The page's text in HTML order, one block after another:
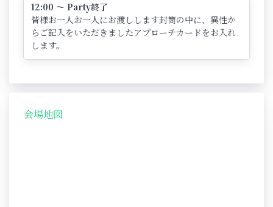
12:00 ～ Party終了
皆様お一人お一人にお渡しします封筒の中に、異性か
らご記入をいただきましたアプローチカードをお入れ
します。
会場地図